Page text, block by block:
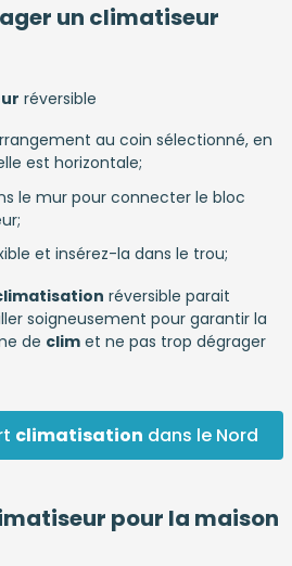
un climatiseur
réversible
au coin sélectionné, en
est horizontale;
le mur pour connecter le bloc
et insérez-la dans le trou;
réversible parait
soigneusement pour garantir la
de clim et ne pas trop dégrager
climatisation dans le Nord
pour la maison